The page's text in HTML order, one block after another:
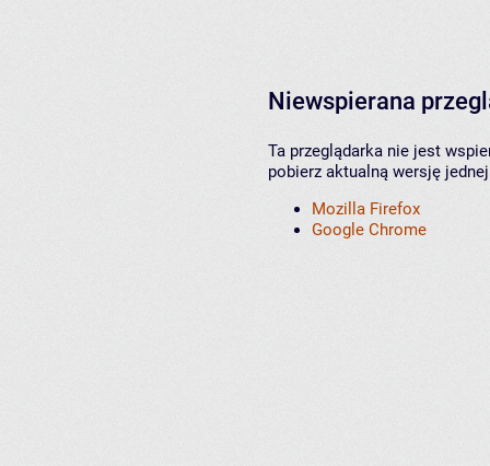
Niewspierana
Ta przeglądarka nie jest
pobierz aktualną wersję
Mozilla Firefox
Google Chrome